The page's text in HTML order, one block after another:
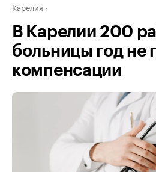
Карелия
В Карелии 200
больницы год не
компенсации